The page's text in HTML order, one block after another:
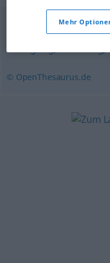
Nachforschung,
Befragung
© OpenThesaurus.de
Mehr